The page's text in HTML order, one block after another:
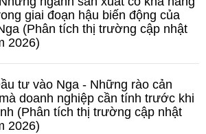
giai đoạn hậu biến động của
(Phân tích thị trường cập nhật
2026)
tư vào Nga - Những rào cản
doanh nghiệp cần tính trước khi
(Phân tích thị trường cập nhật
2026)